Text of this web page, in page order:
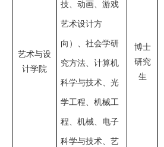
艺术与设
计学院
技、动画、游戏
艺术设计方
向）、社会学研
究方法、计算机
科学与技术、光
学工程、机械工
程、机械、电子
科学与技术、艺
博士
研究
生